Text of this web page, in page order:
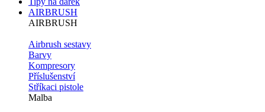
AIRBRUSH
AIRBRUSH
Airbrush sestavy
Barvy
Kompresory
Příslušenství
Stříkaci pistole
Malba